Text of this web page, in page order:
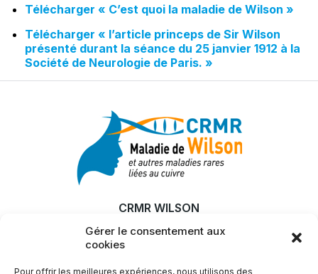
Gérer le consentement aux
cookies
Pour offrir les meilleures expériences, nous utilisons des
Télécharger « C’est quoi la maladie de Wilson »
Télécharger « l’article princeps de Sir Wilson
présenté durant la séance du 25 janvier 1912 à la
Société de Neurologie de Paris. »
CRMR WILSON
MALADIE